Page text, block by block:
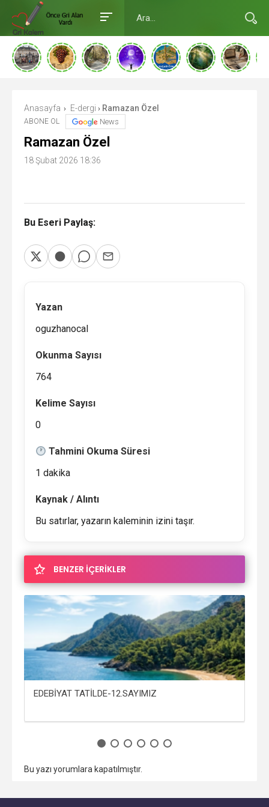
Anasayfa › E-dergi › Ramazan Özel
ABONE OL News
Ramazan Özel
18 Şubat 2026 18:36
Bu Eseri Paylaş:
Yazan
oguzhanocal
Okunma Sayısı
764
Kelime Sayısı
0
Tahmini Okuma Süresi
1 dakika
Kaynak / Alıntı
Bu satırlar, yazarın kaleminin izini taşır.
BENZER İÇERİKLER
EDEBİYAT TATİLDE-12.SAYIMIZ
Bu yazı yorumlara kapatılmıştır.